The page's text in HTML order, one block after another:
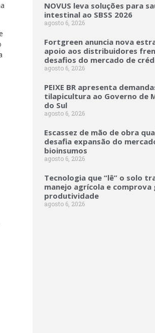
NOVUS leva soluções para
intestinal ao SBSS 2026
agosto 6, 2026
Fortgreen anuncia nova
apoio aos distribuidores
desafios do mercado de
agosto 6, 2026
PEIXE BR apresenta
tilapicultura ao Governo de
do Sul
agosto 6, 2026
Escassez de mão de obra
desafia expansão do
bioinsumos
agosto 6, 2026
Tecnologia que “lê” o solo
manejo agrícola e comprova
produtividade
agosto 6, 2026